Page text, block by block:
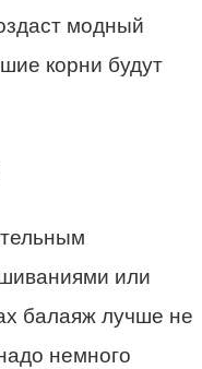
модный
корни будут
или
балаяж лучше не
немного